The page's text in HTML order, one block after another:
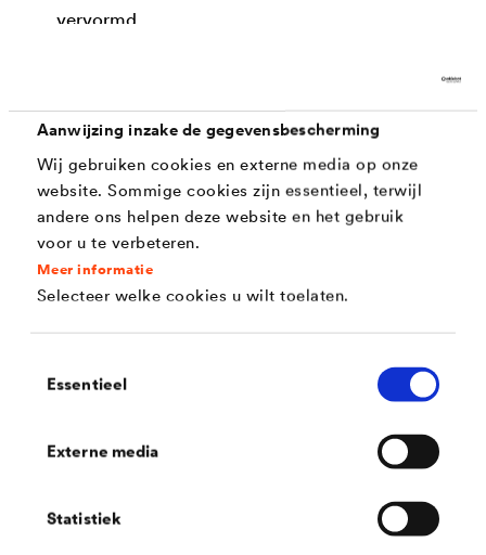
Aanwijzing inzake de gegevensbescherming
Wij gebruiken cookies en externe media op onze
website. Sommige cookies zijn essentieel, terwijl
andere ons helpen deze website en het gebruik
voor u te verbeteren.
Meer informatie
Selecteer welke cookies u wilt toelaten.
Essentieel
Externe media
Statistiek
vervormd
hogere scheurweerstand.
Gemakkelijk aan te brengen
Versnijden met een schaar of veiligheidsmes en
afhankelijk van de ondergrond bevestigen met
nagels, schroeven of klemmen met geschikte
profielen/latten.
Toepassing
DELTA® -FOL L kan als tijdelijke bescherming van
venster- en deuropeningen gebruikt worden bij